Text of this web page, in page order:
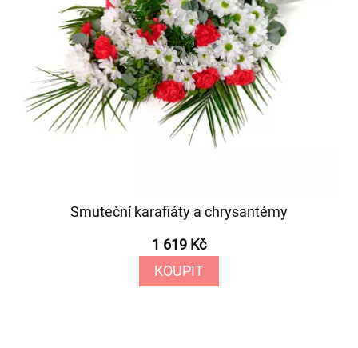
Smuteční karafiáty a chrysantémy
1 619 Kč
KOUPIT